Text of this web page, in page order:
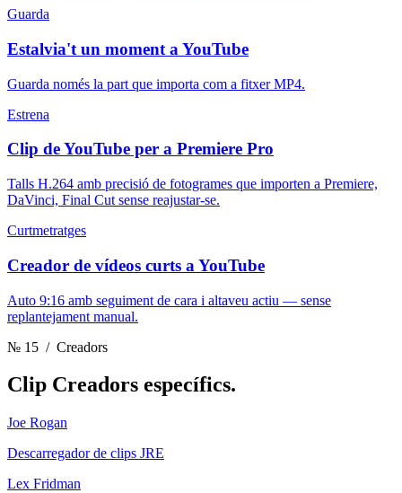
Guarda
Estalvia't un moment a YouTube
Guarda només la part que importa com a fitxer MP4.
Estrena
Clip de YouTube per a Premiere Pro
Talls H.264 amb precisió de fotogrames que importen a Premiere,
DaVinci, Final Cut sense reajustar-se.
Curtmetratges
Creador de vídeos curts a YouTube
Auto 9:16 amb seguiment de cara i altaveu actiu — sense
replantejament manual.
№ 15 / Creadors
Clip Creadors específics.
Joe Rogan
Descarregador de clips JRE
Lex Fridman